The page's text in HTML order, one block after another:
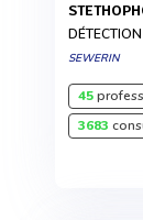
SEWERIN
45
3683